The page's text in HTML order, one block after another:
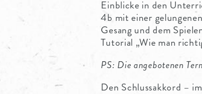
Einblicke in den
4b mit einer
Gesang und dem
Tutorial „Wie man
PS: Die angebotenen
Den Schlussakkord –